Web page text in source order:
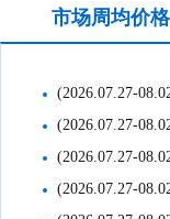
市场周均价格
(2026.07.27-
(2026.07.27-
(2026.07.27-
(2026.07.27-